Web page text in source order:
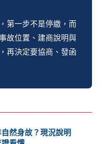
第一步不是停繳，而
故位置、建商說明與
再決定要協商、發函
然身故？現況說明